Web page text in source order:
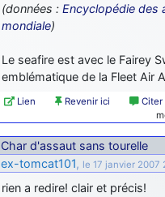
(données : Encyclopédie des
mondiale)
Le seafire est avec le Fairey
emblématique de la Fleet Air
Lien Revenir ici
Citer
Char d'assaut sans tourelle
ex-tomcat101, le 17 janvier 2007
rien a redire! clair et précis!